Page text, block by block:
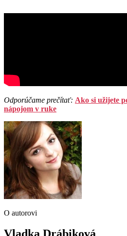
Odporúčame prečítať: Ako si užijete
nápojom v ruke
O autorovi